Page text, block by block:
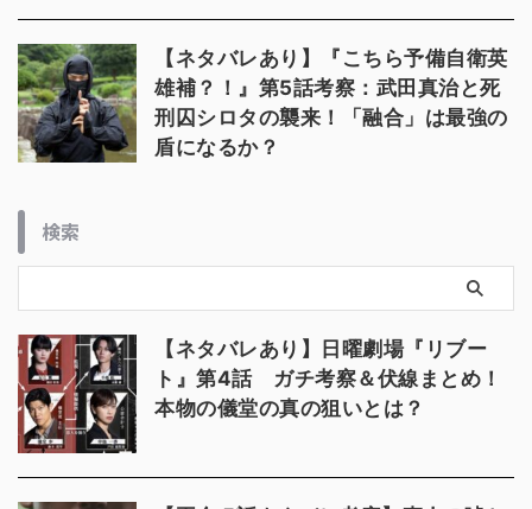
【ネタバレあり】『こちら予備自衛英
雄補？！』第5話考察：武田真治と死
刑囚シロタの襲来！「融合」は最強の
盾になるか？
検索
【ネタバレあり】日曜劇場『リブー
ト』第4話 ガチ考察＆伏線まとめ！
本物の儀堂の真の狙いとは？